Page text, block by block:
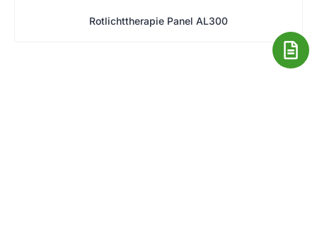
Rotlichttherapie Panel AL300